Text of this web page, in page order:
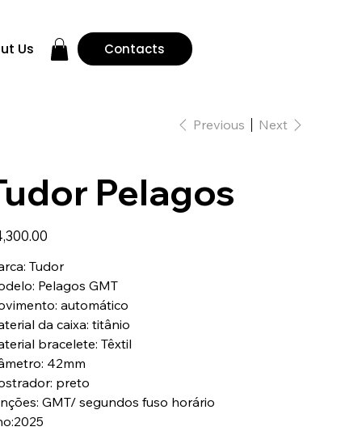
Us Contacts
Previous Next
Pelagos
Tudor
Pelagos GMT
automático
da caixa: titânio
bracelete: Têxtil
42mm
preto
GMT/ segundos fuso horário